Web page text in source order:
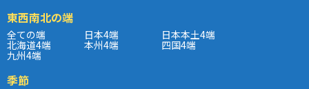
東西南北の端
全ての端 日本4端 日本本土4端
北海道4端 本州4端 四国4端
九州4端
季節